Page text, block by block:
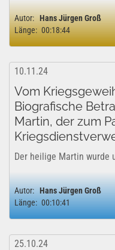
Erika, Uwe und Svenja –,
Autor: Hans Jürgen Groß
Länge: 00:18:44
10.11.24
Vom
Biografische
Martin, der zum
Der heilige Martin wurde
selbst Soldat werden. Im
Italien erstmals mit dem
sich später taufen....
Autor: Hans Jürgen Groß
Länge: 00:10:41
25.10.24